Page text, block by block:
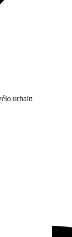
urbain